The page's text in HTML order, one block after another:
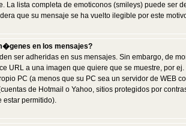
La lista completa de emoticonos (smileys) puede
que su mensaje se ha vuelto ilegible por este
en los mensajes?
ser adheridas en sus mensajes. Sin embargo, de
URL a una imagen que quiere que se muestre, por
PC (a menos que su PC sea un servidor de
de Hotmail o Yahoo, sitios protegidos por
estar permitido).